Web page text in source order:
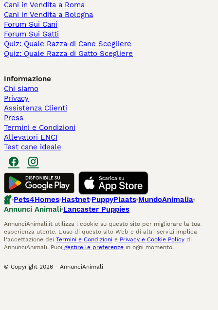
Cani in Vendita a Roma
Cani in Vendita a Bologna
Forum Sui Cani
Forum Sui Gatti
Quiz: Quale Razza di Cane Scegliere
Quiz: Quale Razza di Gatto Scegliere
Informazione
Chi siamo
Privacy
Assistenza Clienti
Press
Termini e Condizioni
Allevatori ENCI
Test cane ideale
Pets4Homes Hastnet PuppyPlaats MundoAnimalia
Annunci Animali Lancaster Puppies
AnnunciAnimali.it utilizza i cookie su questo sito per migliorare la tua
esperienza utente. L'uso di questo sito Web e di altri servizi implica
l'accettazione dei Termini e Condizioni e Privacy e Cookie Policy di
AnnunciAnimali. Puoi gestire le preferenze in ogni momento.
© Copyright 2026 - AnnunciAnimali